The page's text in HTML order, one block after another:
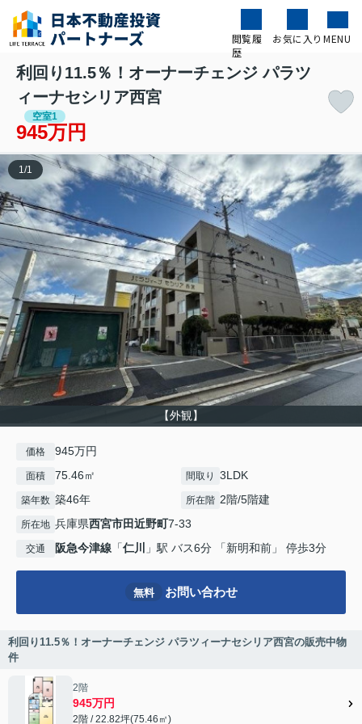
閲覧履
歴
お気に入り MENU
利回り11.5％！オーナーチェンジ パラツ
ィーナセシリア西宮
空室1
945万円
【外観】
1 /1
価格 945万円
面積 75.46㎡ 間取り 3LDK
築年数 築46年 所在階 2階/5階建
所在地 兵庫県西宮市田近野町7-33
交通 阪急今津線 「仁川 」駅 バス6分 「新明和前」 停歩3分
無料 お問い合わせ
利回り11.5％！オーナーチェンジ パラツィーナセシリア西宮の販売中物
件
2階
945万円
2階 / 22.82坪(75.46㎡)